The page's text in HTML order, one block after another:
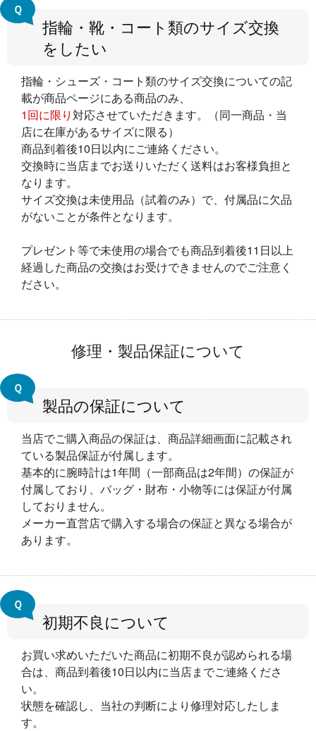
Ｑ
指輪・靴・コート類のサイズ交換
をしたい
指輪・シューズ・コート類のサイズ交換についての記
載が商品ページにある商品のみ、
1回に限り 対応させていただきます。（同一商品・当
店に在庫があるサイズに限る）
商品到着後10日以内にご連絡ください。
交換時に当店までお送りいただく送料はお客様負担と
なります。
サイズ交換は未使用品（試着のみ）で、付属品に欠品
がないことが条件となります。
プレゼント等で未使用の場合でも商品到着後11日以上
経過した商品の交換はお受けできませんのでご注意く
ださい。
修理・製品保証について
Ｑ
製品の保証について
当店でご購入商品の保証は、商品詳細画面に記載され
ている製品保証が付属します。
基本的に腕時計は1年間（一部商品は2年間）の保証が
付属しており、バッグ・財布・小物等には保証が付属
しておりません。
メーカー直営店で購入する場合の保証と異なる場合が
あります。
Ｑ
初期不良について
お買い求めいただいた商品に初期不良が認められる場
合は、商品到着後10日以内に当店までご連絡くださ
い。
状態を確認し、当社の判断により修理対応したしま
す。